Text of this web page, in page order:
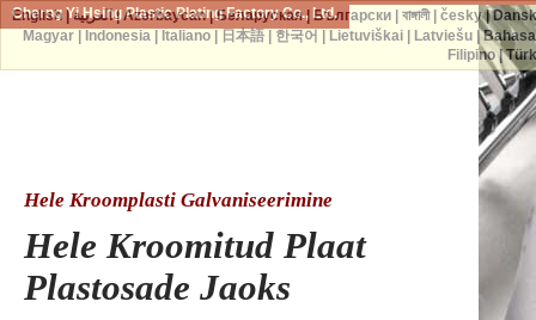
Cherng Yi Hsing Plastic Plating Factory Co., Ltd.
Hele Kroomplasti Galvaniseerimine
Hele Kroomitud Plaat
Plastosade Jaoks
English |العربية|Azərbaycan|Беларуская|Български |বাঙ্গালী|česky|
Magyar| Indonesia| Italiano| 日本語| 한국어 Lietuviškai| Latviešu|
Filipino|